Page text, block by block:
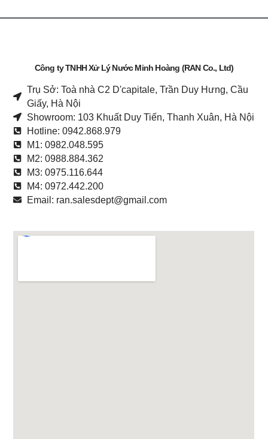
Công ty TNHH Xử Lý Nước Minh Hoàng (RAN Co., Ltd)
Trụ Sở: Toà nhà C2 D'capitale, Trần Duy Hưng, Cầu
Giấy, Hà Nội
Showroom: 103 Khuất Duy Tiến, Thanh Xuân, Hà Nội
Hotline: 0942.868.979
M1: 0982.048.595
M2: 0988.884.362
M3: 0975.116.644
M4: 0972.442.200
Email: ran.salesdept@gmail.com